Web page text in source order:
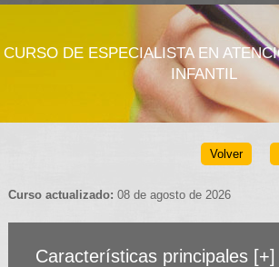
CURSO DE ESPECIALISTA EN
INFANTIL
Volver
Curso actualizado: 08 de agosto de 2026
Características principales [+]